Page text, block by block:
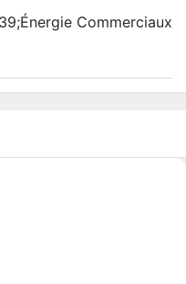
Commerciaux